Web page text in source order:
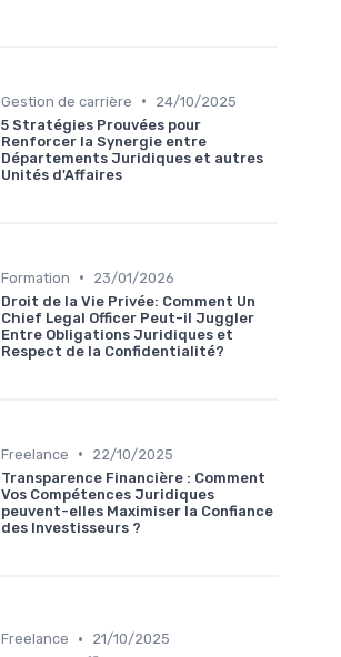
Gestion de carrière •
24/10/2025
5 Stratégies Prouvées pour
Renforcer la Synergie entre
Départements Juridiques et autres
Unités d'Affaires
Formation •
23/01/2026
Droit de la Vie Privée: Comment Un
Chief Legal Officer Peut-il Juggler
Entre Obligations Juridiques et
Respect de la Confidentialité?
Freelance •
22/10/2025
Transparence Financière : Comment
Vos Compétences Juridiques
peuvent-elles Maximiser la Confiance
des Investisseurs ?
Freelance •
21/10/2025